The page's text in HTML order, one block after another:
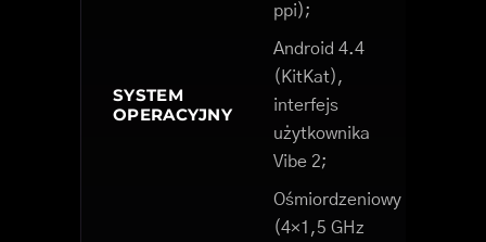
ppi);
SYSTEM
OPERACYJNY
Android 4.4
(KitKat),
interfejs
użytkownika
Vibe 2;
Ośmiordzeniowy
(4×1,5 GHz